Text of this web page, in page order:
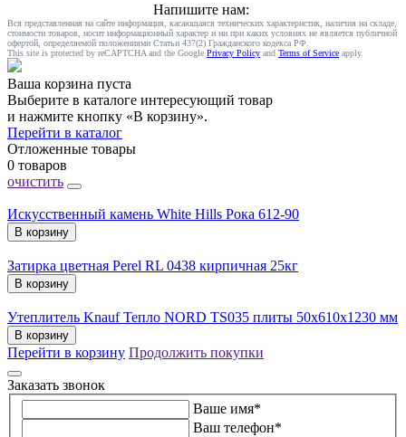
Напишите нам:
Вся представленная на сайте информация, касающаяся технических характеристик, наличия на складе,
стоимости товаров, носит информационный характер и ни при каких условиях не является публичной
офертой, определяемой положениями Статьи 437(2) Гражданского кодекса РФ.
This site is protected by reCAPTCHA and the Google Privacy Policy and Terms of Service apply.
Ваша корзина пуста
Выберите в каталоге интересующий товар
и нажмите кнопку «В корзину».
Перейти в каталог
Отложенные товары
0 товаров
очистить
Искусственный камень White Hills Рока 612-90
В корзину
Затирка цветная Perel RL 0438 кирпичная 25кг
В корзину
Утеплитель Knauf Тепло NORD TS035 плиты 50х610х1230 мм
В корзину
Перейти в корзину Продолжить покупки
Заказать звонок
Ваше имя*
Ваш телефон*